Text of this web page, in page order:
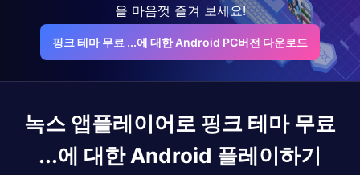
을 마음껏 즐겨 보세요!
핑크 테마 무료 ...에 대한 Android PC버전 다운로드
녹스 앱플레이어로 핑크 테마 무료
...에 대한 Android 플레이하기